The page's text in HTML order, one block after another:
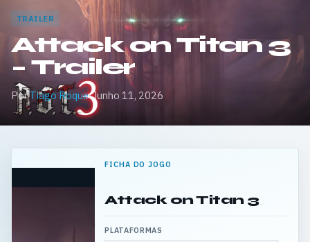
TRAILER
Attack on Titan 3
– Trailer
PorTiago Roque·Junho 11, 2026
FICHA DO JOGO
Attack on Titan 3
PLATAFORMAS